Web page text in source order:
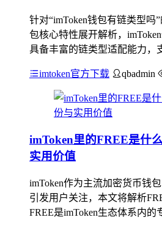
针对“imToken钱包有链类型吗
包核心特性展开解析，
具备丰富的链类型适配能力，
imtoken官方下载 qbadmin
imToken里的FREE是什
实用价值
imToken作为主流加密货币钱
引发用户关注，本文将解析
FREE是imToken生态体系内的